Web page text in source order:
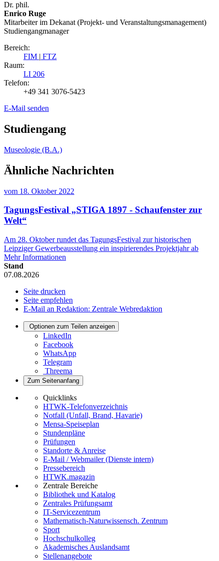
Dr. phil.
Enrico Ruge
Mitarbeiter im Dekanat (Projekt- und Veranstaltungsmanagement)
Studiengangmanager
Bereich:
FIM | FTZ
Raum:
LI 206
Telefon:
+49 341 3076-5423
E-Mail senden
Studiengang
Museologie (B.A.)
Ähnliche Nachrichten
vom 18. Oktober 2022
TagungsFestival „STIGA 1897 - Schaufenster zur
Welt“
Am 28. Oktober rundet das TagungsFestival zur historischen
Leipziger Gewerbeausstellung ein inspirierendes Projektjahr ab
Mehr Informationen
Stand
07.08.2026
Seite drucken
Seite empfehlen
E-Mail an Redaktion: Zentrale Webredaktion
Optionen zum Teilen anzeigen
LinkedIn
Facebook
WhatsApp
Telegram
Threema
Zum Seitenanfang
Quicklinks
HTWK-Telefonverzeichnis
Notfall (Unfall, Brand, Havarie)
Mensa-Speiseplan
Stundenpläne
Prüfungen
Standorte & Anreise
E-Mail / Webmailer (Dienste intern)
Pressebereich
HTWK.magazin
Zentrale Bereiche
Bibliothek und Katalog
Zentrales Prüfungsamt
IT-Servicezentrum
Mathematisch-Naturwissensch. Zentrum
Sport
Hochschulkolleg
Akademisches Auslandsamt
Stellenangebote